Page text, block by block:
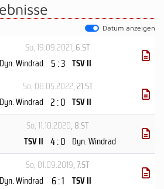
Datum anzeigen
So, 19.09.2021, 6.ST
Dyn. Windrad 5 : 3 TSV II
So, 08.05.2022, 21.ST
Dyn. Windrad 2 : 0 TSV II
So, 11.10.2020, 8.ST
TSV II 4 : 0 Dyn. Windrad
So, 01.09.2019, 7.ST
Dyn. Windrad 6 : 1 TSV II